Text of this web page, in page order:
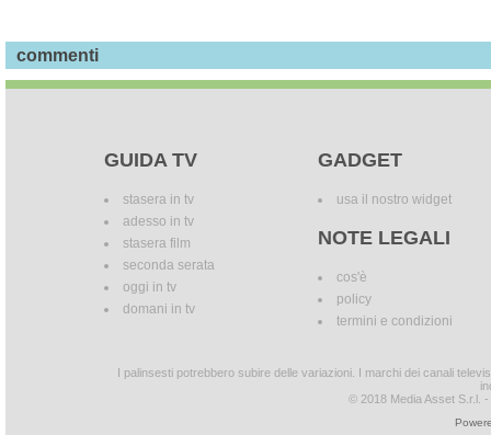
commenti
GUIDA TV
stasera in tv
adesso in tv
stasera film
seconda serata
oggi in tv
domani in tv
GADGET
usa il nostro widget
NOTE LEGALI
cos'è
policy
termini e condizioni
I palinsesti potrebbero subire delle variazioni. I marchi dei canali
© 2018 Media Asset S.r.l.